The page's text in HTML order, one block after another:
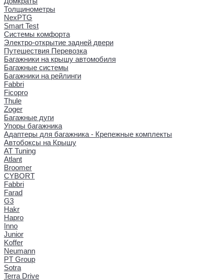
Толщинометры
NexPTG
Smart Test
Системы комфорта
Электро-открытие задней двери
Путешествия Перевозка
Багажники на крышу автомобиля
Багажные системы
Багажники на рейлинги
Fabbri
Ficopro
Thule
Zoger
Багажные дуги
Упоры багажника
Адаптеры для багажника - Крепежные комплекты
Автобоксы на Крышу
AT Tuning
Atlant
Broomer
CYBORT
Fabbri
Farad
G3
Hakr
Hapro
Inno
Junior
Koffer
Neumann
PT Group
Sotra
Terra Drive